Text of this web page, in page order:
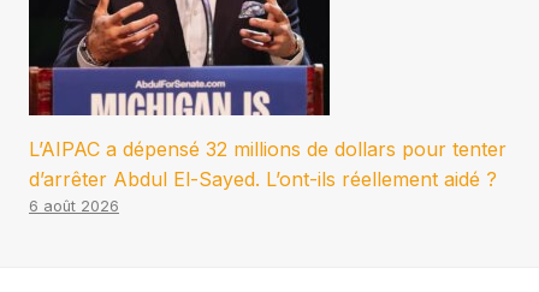
L’AIPAC a dépensé 32 millions de dollars pour tenter
d’arrêter Abdul El-Sayed. L’ont-ils réellement aidé ?
6 août 2026